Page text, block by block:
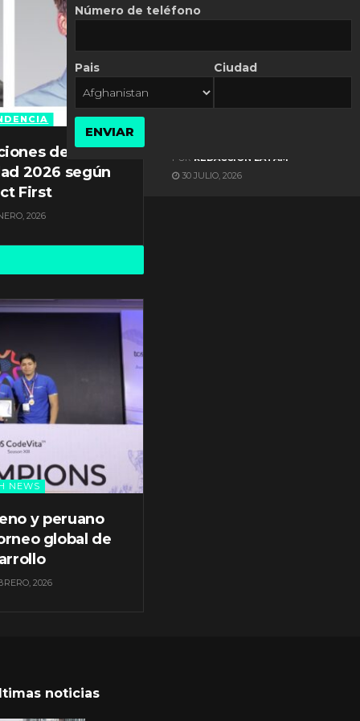
de
2026 según
First
2026
NEWS
y peruano
global de
2026
ES NOTICIA
POR REDACCIÓN LATAM
30 JULIO, 2026
noticias
Número de teléfono
Pais Ciudad
ENVIAR